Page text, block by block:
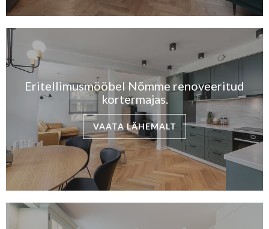
Eritellimusmööbel Nõmme renoveeritud
kortermajas.
VAATA LÄHEMALT